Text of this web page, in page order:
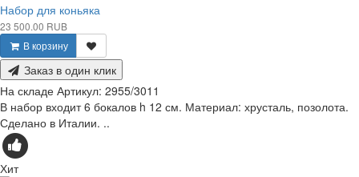
Набор для коньяка
23 500.00 RUB
В корзину
Заказ в один клик
На складе Артикул: 2955/3011
В набор входит 6 бокалов h 12 см. Материал: хрусталь, позолота.
Сделано в Италии. ..
Хит